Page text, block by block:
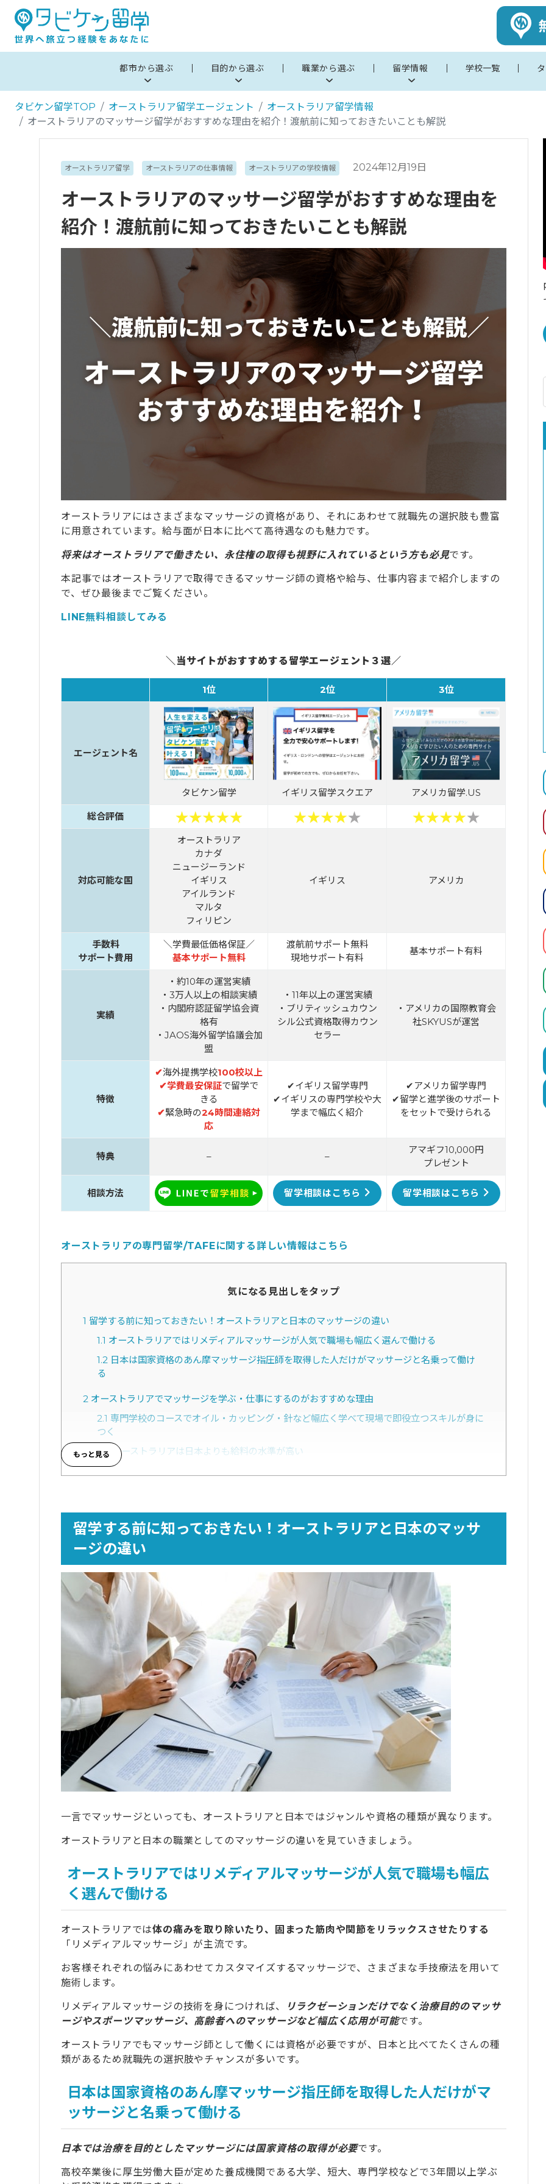
都市から選ぶ 目的から選ぶ 職業から選ぶ 留学情報 学校一覧
タビケン留学TOP オーストラリア留学エージェント
オーストラリア留学情報
オーストラリアのマッサージ留学がおすすめな理由を紹介！渡航前に知っておきたいことも解説
オーストラリア留学 オーストラリアの仕事情報 オーストラリアの学校情報 2024年12月19日
オーストラリアのマッサージ留学がおすすめな理由を
紹介！渡航前に知っておきたいことも解説
オーストラリアにはさまざまなマッサージの資格があり、それにあわせて就職先の選択肢も豊富
に用意されています。給与面が日本に比べて高待遇なのも魅力です。
将来はオーストラリアで働きたい、永住権の取得も視野に入れているという方も必見です。
本記事ではオーストラリアで取得できるマッサージ師の資格や給与、仕事内容まで紹介しますの
で、ぜひ最後までご覧ください。
LINE無料相談してみる
＼当サイトがおすすめする留学エージェント３選／
1位 2位 3位
エージェント名
タビケン留学 イギリス留学スクエア アメリカ留学.US
総合評価
対応可能な国
オーストラリア
カナダ
ニュージーランド
イギリス
アイルランド
マルタ
フィリピン
イギリス アメリカ
手数料
サポート費用
＼学費最低価格保証／
基本サポート無料
渡航前サポート無料
現地サポート有料
基本サポート有料
実績
・約10年の運営実績
・3万人以上の相談実績
・内閣府認証留学協会資
格有
・JAOS海外留学協議会加
盟
・11年以上の運営実績
・ブリティッシュカウン
シル公式資格取得カウン
セラー
・アメリカの国際教育会
社SKYUSが運営
特徴
✔海外提携学校100校以上
✔学費最安保証で留学で
きる
✔緊急時の24時間連絡対
応
✔イギリス留学専門
✔イギリスの専門学校や大
学まで幅広く紹介
✔アメリカ留学専門
✔留学と進学後のサポート
をセットで受けられる
特典 – –
アマギフ10,000円
プレゼント
相談方法 留学相談はこちら 留学相談はこちら
オーストラリアの専門留学/TAFEに関する詳しい情報はこちら
気になる見出しをタップ
1 留学する前に知っておきたい！オーストラリアと日本のマッサージの違い
1.1 オーストラリアではリメディアルマッサージが人気で職場も幅広く選んで働ける
1.2日本は国家資格のあん摩マッサージ指圧師を取得した人だけがマッサージと名乗って働け
る
2 オーストラリアでマッサージを学ぶ・仕事にするのがおすすめな理由
2.1 専門学校のコースでオイル・カッピング・針など幅広く学べて現場で即役立つスキルが身に
つく
2.2 オーストラリアは日本よりも給料の水準が高い
2.3マッサージセラピストとして働けばオーストラリアの永住権を狙える
4オーストラリアでマッサージ留学する際におすすめの専門学校/TAFEを紹介
4.1AIS（Australia International School）｜シドニー
オーストラリアのマッサージ留学で専門学校/TAFEを卒業後に就ける職場
オーストラリアでマッサージ留学する際に気を付けておきたいこと
6.1
オーストラリアでもマッサージを仕事にするなら資格の取得が必要
専門学校/TAFE入学のためにIELTS5.5以上の英語力が必要
オーストラリアのマッサージ留学にかかる費用
オーストラリアのマッサージ留学に関してよくある質問
8.1 まったくの初心者でもオーストラリアへマッサージ留学できる？
8.2
マッサージセラピストとして働きたい時の求人の探し方は？
8.3
オーストラリアのワーホリでもマッサージセラピストとして働ける？
9オーストラリアでのマッサージ留学をお考えならタビケン留学へご相談ください
10「英語が話せた！」pecoちゃんの笑顔と成長を支えるリアルな留学体験
留学する前に知っておきたい！オーストラリアと日本のマッサ
ージの違い
一言でマッサージといっても、オーストラリアと日本ではジャンルや資格の種類が異なります。
オーストラリアと日本の職業としてのマッサージの違いを見ていきましょう。
オーストラリアではリメディアルマッサージが人気で職場も幅広
く選んで働ける
オーストラリアでは体の痛みを取り除いたり、固まった筋肉や関節をリラックスさせたりする
「リメディアルマッサージ」が主流です。
お客様それぞれの悩みにあわせてカスタマイズするマッサージで、さまざまな手技療法を用いて
施術します。
リメディアルマッサージの技術を身につければ、
リラクゼーションだけでなく治療目的のマッサ
ージやスポーツマッサージ、高齢者へのマッサージなど幅広く応用が可能です。
オーストラリアでもマッサージ師として働くには資格が必要ですが、日本と比べてたくさんの種
類があるため就職先の選択肢やチャンスが多いです。
日本は国家資格のあん摩マッサージ指圧師を取得した人だけがマ
ッサージと名乗って働ける
日本では治療を目的としたマッサージには国家資格の取得が必要です。
高校卒業後に厚生労働大臣が定めた養成機関である大学、短大、専門学校などで3年間以上学ぶ